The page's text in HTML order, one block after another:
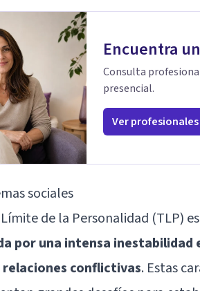
Encuentra
Consulta
presencial.
Ver profesionales
sociales
de la Personalidad (TLP) es
por una intensa inestabilidad
conflictivas. Estas